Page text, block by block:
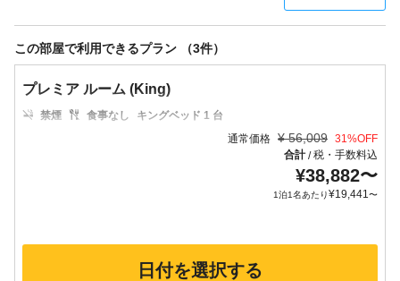
この部屋で利用できるプラン （3件）
プレミア ルーム (King)
禁煙 食事なし
キングベッド 1 台
通常価格 ¥ 56,009 31%OFF
合計/税・手数料込
¥38,882〜
1泊1名あたり¥19,441〜
日付を選択する